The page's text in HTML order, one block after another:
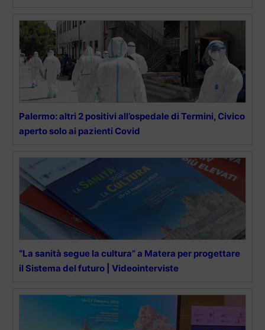
Palermo: altri 2 positivi all’ospedale di Termini, Civico
aperto solo ai pazienti Covid
“La sanità segue la cultura” a Matera per progettare
il Sistema del futuro | Videointerviste